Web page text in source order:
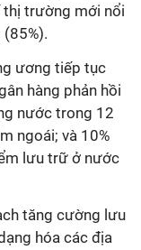
thị trường mới nổi
ương tiếp tục
hàng phản hồi
nước trong 12
ngoái; và 10%
lưu trữ ở nước
tăng cường lưu
hóa các địa